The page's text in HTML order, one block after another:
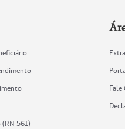
(RN 561)
Fale